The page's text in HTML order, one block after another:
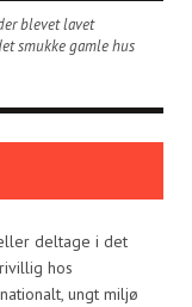
blevet lavet
smukke gamle hus
deltage i det
hos
ungt miljø